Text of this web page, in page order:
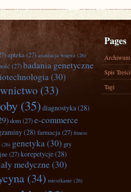
apteka(27) aranżacja wnętrz (26)
(27)badania genetyczne
(30)
(33)
(35) diagnostyka(28)
dom(27)e-commerce
(28) farmacja(27) fitness
(26) genetyka(30) gry
(27)korepetycje(28)
medyczne (30)
(34) mieszkanie (26)
Pages
Archiwum
Spis Treści
Tagi